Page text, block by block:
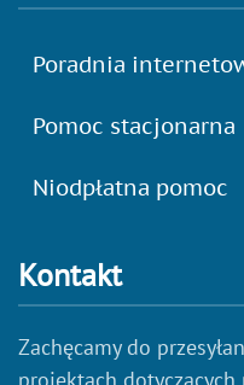
Poradnia
Pomoc stacjonarna
Niodpłatna pomoc
Kontakt
Zachęcamy do
projektach